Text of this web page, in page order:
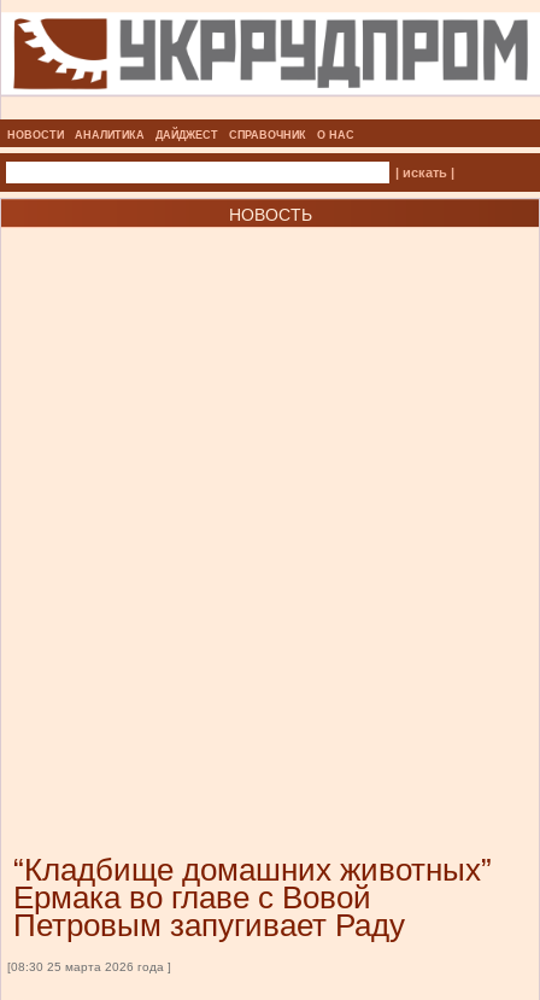
НОВОСТИ АНАЛИТИКА ДАЙДЖЕСТ СПРАВОЧНИК О НАС
| искать |
НОВОСТЬ
“Кладбище домашних животных”
Ермака во главе с Вовой
Петровым запугивает Раду
[08:30 25 марта 2026 года ]